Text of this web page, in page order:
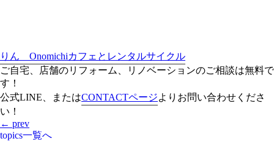
りん Onomichiカフェとレンタルサイクル
ご自宅、店舗のリフォーム、リノベーションのご相談は無料で
す！
公式LINE、またはCONTACTページよりお問い合わせくださ
い！
← prev
topics一覧へ